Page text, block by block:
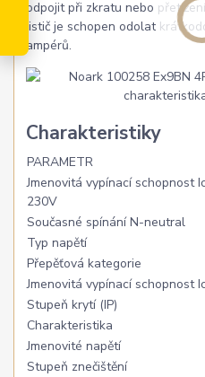
odpojit při zkratu nebo
jistič je schopen odolat
ampérů.
Charakteristiky
PARAMETR
Jmenovitá vypínací schopnost
230V
Současné spínání N-neutral
Typ napětí
Přepěťová kategorie
Jmenovitá vypínací schopnost
Stupeň krytí (IP)
Charakteristika
Jmenovité napětí
Stupeň znečištění